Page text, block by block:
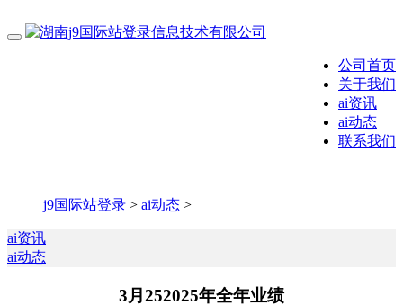
公司首页
关于我们
ai资讯
ai动态
联系我们
j9国际站登录 > ai动态 >
ai资讯
ai动态
3月252025年全年业绩